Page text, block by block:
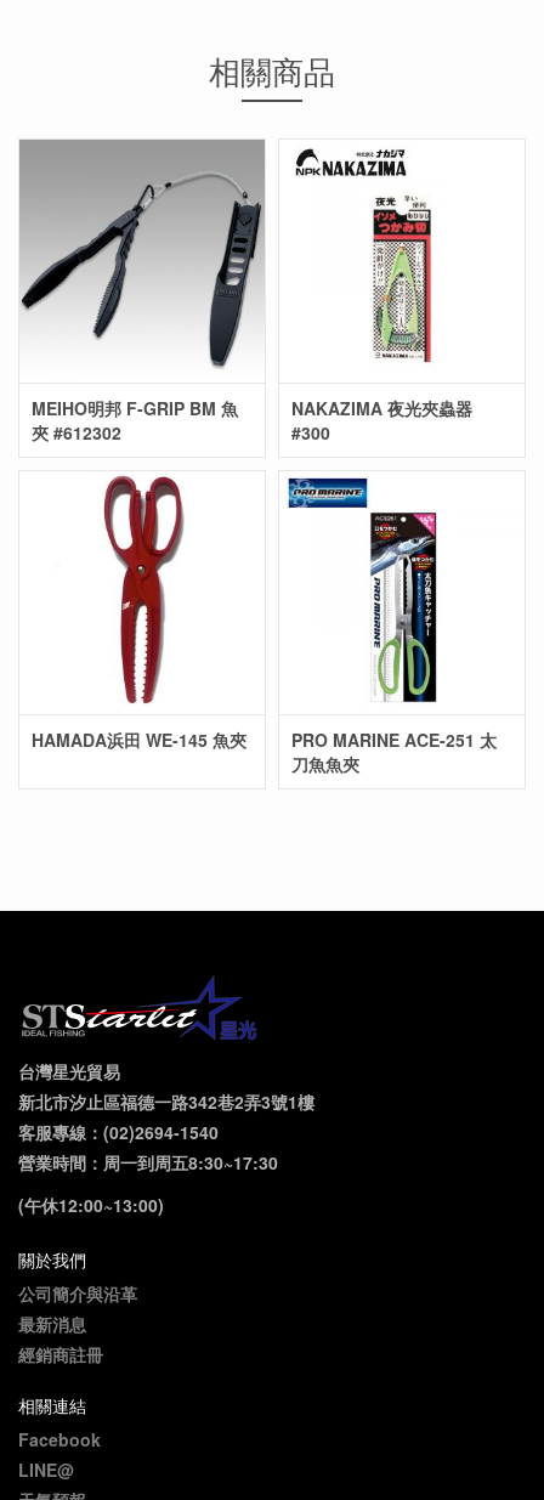
相關商品
MEIHO明邦 F-GRIP BM 魚
夾 #612302
NAKAZIMA 夜光夾蟲器
#300
HAMADA浜田 WE-145 魚夾
PRO MARINE ACE-251 太
刀魚魚夾
台灣星光貿易
新北市汐止區福德一路342巷2弄3號1樓
客服專線：(02)2694-1540
營業時間：周一到周五8:30~17:30
(午休12:00~13:00)
關於我們
公司簡介與沿革
最新消息
經銷商註冊
相關連結
Facebook
LINE@